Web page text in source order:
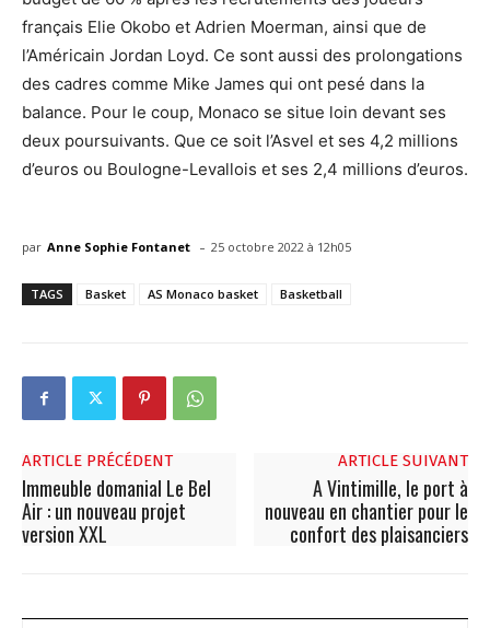
français Elie Okobo et Adrien Moerman, ainsi que de
l’Américain Jordan Loyd. Ce sont aussi des prolongations
des cadres comme Mike James qui ont pesé dans la
balance. Pour le coup, Monaco se situe loin devant ses
deux poursuivants. Que ce soit l’Asvel et ses 4,2 millions
d’euros ou Boulogne-Levallois et ses 2,4 millions d’euros.
par Anne Sophie Fontanet - 25 octobre 2022 à 12h05
TAGS Basket AS Monaco basket Basketball
ARTICLE PRÉCÉDENT
Immeuble domanial Le Bel
Air : un nouveau projet
version XXL
ARTICLE SUIVANT
A Vintimille, le port à
nouveau en chantier pour le
confort des plaisanciers